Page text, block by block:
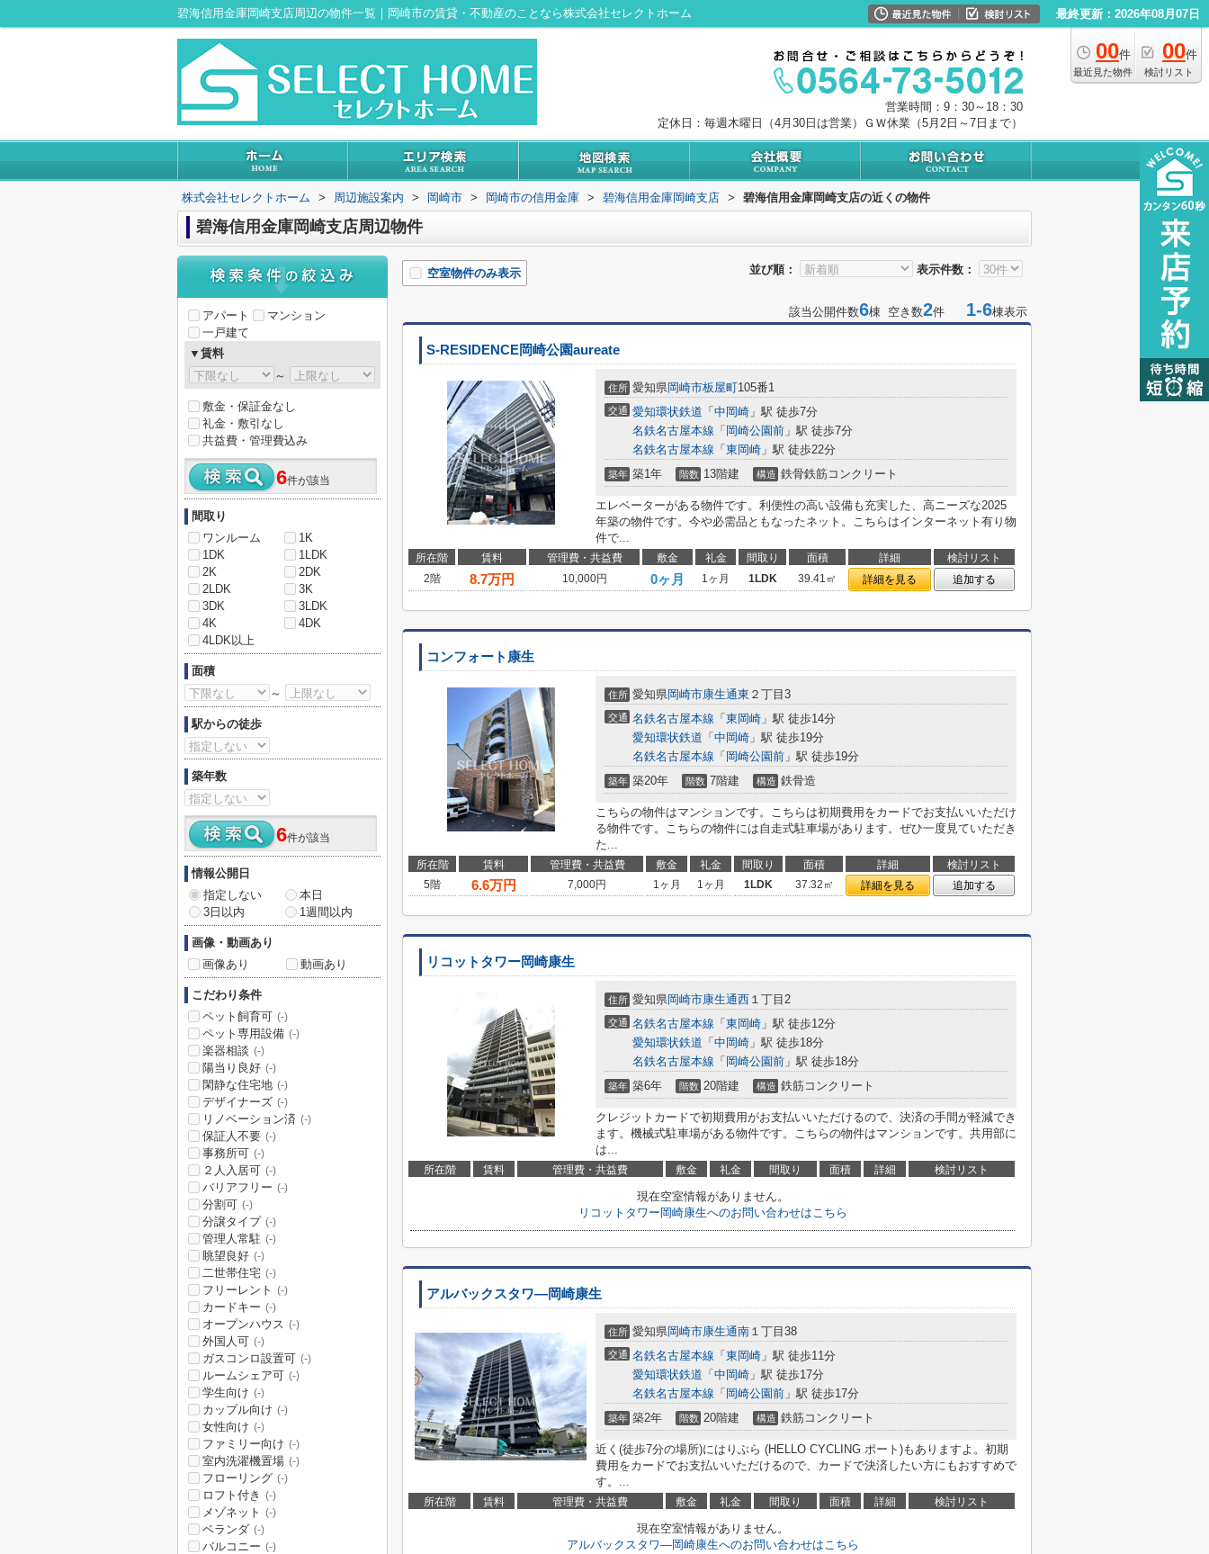
碧海信用金庫岡崎支店周辺の物件一覧｜岡崎市の賃貸・不動産のことなら株式会社セレクトホーム 最終更新：2026年08月07日
00件
最近見た物件
00件
検討リスト
営業時間：9：30～18：30
定休日：毎週木曜日（4月30日は営業）ＧＷ休業（5月2日～7日まで）
株式会社セレクトホーム > 周辺施設案内 > 岡崎市 > 岡崎市の信用金庫 > 碧海信用金庫岡崎支店 > 碧海信用金庫岡崎支店の近くの物件
碧海信用金庫岡崎支店周辺物件
並び順： 表示件数：
空室物件のみ表示
該当公開件数6棟 空き数2件 1-6棟表示
S-RESIDENCE岡崎公園aureate
住所 愛知県岡崎市板屋町105番1
交通 愛知環状鉄道 「 中岡崎 」駅 徒歩7分
名鉄名古屋本線 「 岡崎公園前 」駅 徒歩7分
名鉄名古屋本線 「 東岡崎 」駅 徒歩22分
築年 築1年 階数 13階建 構造 鉄骨鉄筋コンクリート
エレベーターがある物件です。利便性の高い設備も充実した、高ニーズな2025
年築の物件です。今や必需品ともなったネット。こちらはインターネット有り物
件で...
所在階 賃料 管理費・共益費 敷金 礼金 間取り 面積 詳細
検討リスト
2階
8.7万円 10,000円 0ヶ月 1ヶ月 1LDK 39.41㎡ 詳細を見る 追加する
コンフォート康生
住所 愛知県岡崎市康生通東 ２丁目3
交通 名鉄名古屋本線 「 東岡崎 」駅 徒歩14分
愛知環状鉄道 「 中岡崎 」駅 徒歩19分
名鉄名古屋本線 「 岡崎公園前 」駅 徒歩19分
築年 築20年 階数 7階建 構造 鉄骨造
こちらの物件はマンションです。こちらは初期費用をカードでお支払いいただけ
る物件です。こちらの物件には自走式駐車場があります。ぜひ一度見ていただき
た...
所在階 賃料 管理費・共益費 敷金 礼金 間取り 面積 詳細
検討リスト
5階
6.6万円 7,000円 1ヶ月 1ヶ月 1LDK 37.32㎡ 詳細を見る 追加する
リコットタワー岡崎康生
住所 愛知県岡崎市康生通西 １丁目2
交通 名鉄名古屋本線 「 東岡崎 」駅 徒歩12分
愛知環状鉄道 「 中岡崎 」駅 徒歩18分
名鉄名古屋本線 「 岡崎公園前 」駅 徒歩18分
築年 築6年 階数 20階建 構造 鉄筋コンクリート
クレジットカードで初期費用がお支払いいただけるので、決済の手間が軽減でき
ます。機械式駐車場がある物件です。こちらの物件はマンションです。共用部に
は...
所在階 賃料 管理費・共益費 敷金 礼金 間取り 面積 詳細 検討リスト
現在空室情報がありません。
リコットタワー岡崎康生へのお問い合わせはこちら
アルバックスタワ―岡崎康生
住所 愛知県岡崎市康生通南 １丁目38
交通 名鉄名古屋本線 「 東岡崎 」駅 徒歩11分
愛知環状鉄道 「 中岡崎 」駅 徒歩17分
名鉄名古屋本線 「 岡崎公園前 」駅 徒歩17分
築年 築2年 階数 20階建 構造 鉄筋コンクリート
近く(徒歩7分の場所)にはりぶら (HELLO CYCLING ポート)もありますよ。初期
費用をカードでお支払いいただけるので、カードで決済したい方にもおすすめで
す。...
所在階 賃料 管理費・共益費 敷金 礼金 間取り 面積 詳細 検討リスト
現在空室情報がありません。
アルバックスタワ―岡崎康生へのお問い合わせはこちら
アパート
マンション
一戸建て
▼賃料
～
敷金・保証金なし
礼金・敷引なし
共益費・管理費込み
6件が該当
間取り
ワンルーム
1K
1DK
1LDK
2K
2DK
2LDK
3K
3DK
3LDK
4K
4DK
4LDK以上
面積
～
駅からの徒歩
築年数
6件が該当
情報公開日
指定しない
本日
3日以内
1週間以内
画像・動画あり
画像あり
動画あり
こだわり条件
ペット飼育可 (-)
ペット専用設備 (-)
楽器相談 (-)
陽当り良好 (-)
閑静な住宅地 (-)
デザイナーズ (-)
リノベーション済 (-)
保証人不要 (-)
事務所可 (-)
２人入居可 (-)
バリアフリー (-)
分割可 (-)
分譲タイプ (-)
管理人常駐 (-)
眺望良好 (-)
二世帯住宅 (-)
フリーレント (-)
カードキー (-)
オープンハウス (-)
外国人可 (-)
ガスコンロ設置可 (-)
ルームシェア可 (-)
学生向け (-)
カップル向け (-)
女性向け (-)
ファミリー向け (-)
室内洗濯機置場 (-)
フローリング (-)
ロフト付き (-)
メゾネット (-)
ベランダ (-)
バルコニー (-)